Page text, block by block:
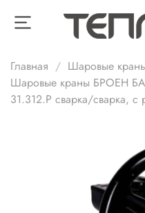
Главная Шаровые
Шаровые краны БРОЕН
31.312.Р сварка/сварка, с